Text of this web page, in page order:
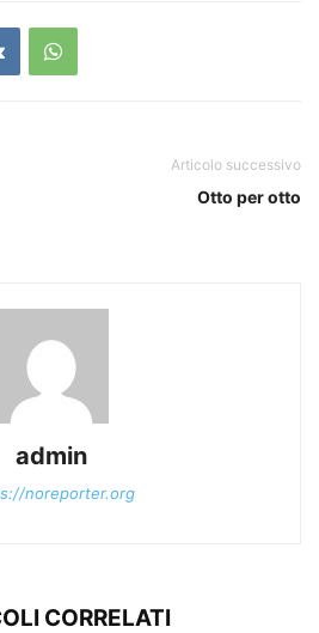
Articolo successivo
Otto per otto
admin
noreporter.org
CORRELATI